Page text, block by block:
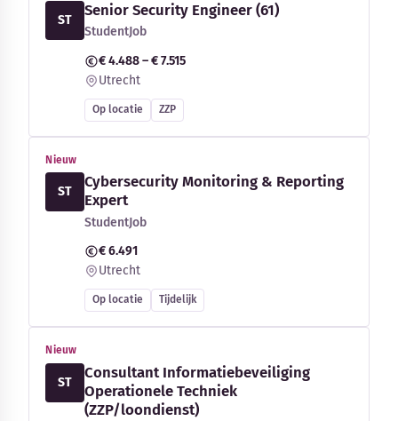
ST
Senior Security Engineer (61)
StudentJob
€ 4.488 – € 7.515
Utrecht
Op locatie ZZP
Nieuw
ST
Cybersecurity Monitoring & Reporting
Expert
StudentJob
€ 6.491
Utrecht
Op locatie Tijdelijk
Nieuw
ST
Consultant Informatiebeveiliging
Operationele Techniek
(ZZP/loondienst)